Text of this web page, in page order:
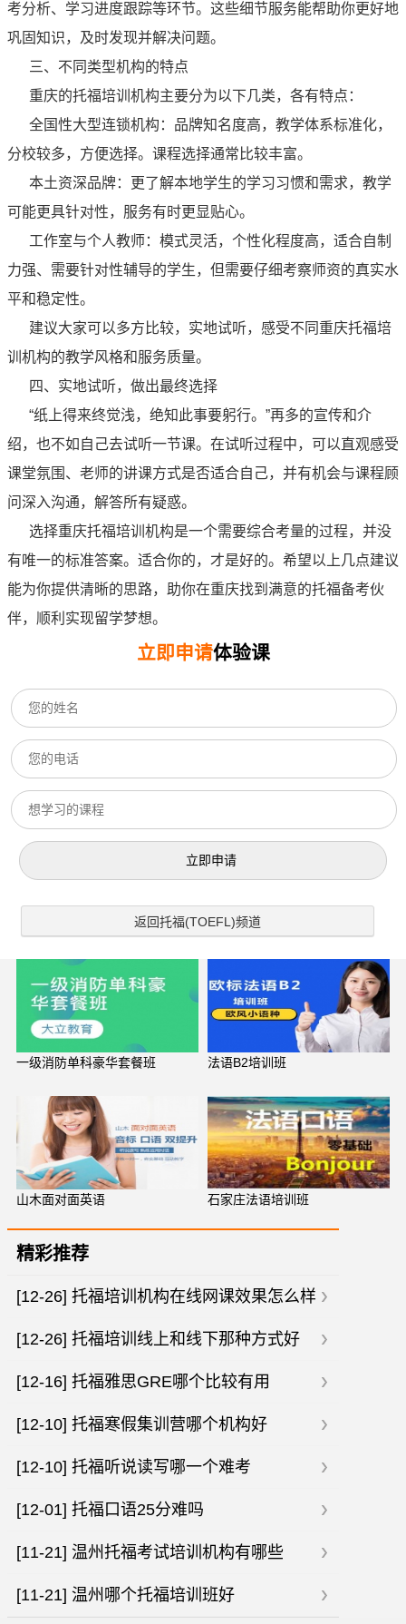
考分析、学习进度跟踪等环节。这些细节服务能帮助你更好地
巩固知识，及时发现并解决问题。
三、不同类型机构的特点
重庆的托福培训机构主要分为以下几类，各有特点：
全国性大型连锁机构：品牌知名度高，教学体系标准化，
分校较多，方便选择。课程选择通常比较丰富。
本土资深品牌：更了解本地学生的学习习惯和需求，教学
可能更具针对性，服务有时更显贴心。
工作室与个人教师：模式灵活，个性化程度高，适合自制
力强、需要针对性辅导的学生，但需要仔细考察师资的真实水
平和稳定性。
建议大家可以多方比较，实地试听，感受不同重庆托福培
训机构的教学风格和服务质量。
四、实地试听，做出最终选择
“纸上得来终觉浅，绝知此事要躬行。”再多的宣传和介
绍，也不如自己去试听一节课。在试听过程中，可以直观感受
课堂氛围、老师的讲课方式是否适合自己，并有机会与课程顾
问深入沟通，解答所有疑惑。
选择重庆托福培训机构是一个需要综合考量的过程，并没
有唯一的标准答案。适合你的，才是好的。希望以上几点建议
能为你提供清晰的思路，助你在重庆找到满意的托福备考伙
伴，顺利实现留学梦想。
立即申请体验课
返回托福(TOEFL)频道
一级消防单科豪华套餐班 法语B2培训班
山木面对面英语 石家庄法语培训班
精彩推荐
[12-26] 托福培训机构在线网课效果怎么样
[12-26] 托福培训线上和线下那种方式好
[12-16] 托福雅思GRE哪个比较有用
[12-10] 托福寒假集训营哪个机构好
[12-10] 托福听说读写哪一个难考
[12-01] 托福口语25分难吗
[11-21] 温州托福考试培训机构有哪些
[11-21] 温州哪个托福培训班好